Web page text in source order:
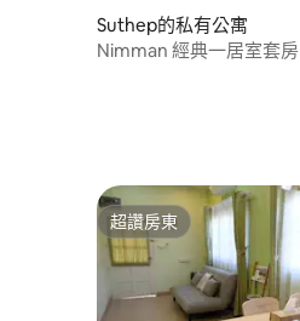
Suthep的私有公寓
Nimman 經典一居室套房
超讚房東
超讚房東